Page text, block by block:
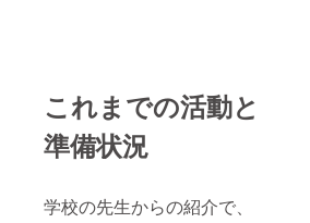
これまでの活動と
準備状況
学校の先生からの紹介で、